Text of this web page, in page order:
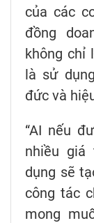
của các
đồng
không chỉ
là sử
đức và
“AI nếu
nhiều
dụng sẽ
công tác
mong